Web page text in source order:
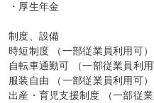
・厚生年金
制度、設備
時短制度 （一部従業員利用可）
自転車通勤可 （一部従業員利用
服装自由 （一部従業員利用可）
出産・育児支援制度 （一部従業